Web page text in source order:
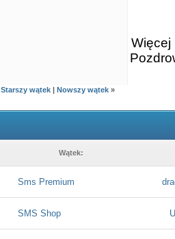
Więcej
Starszy wątek | Nowszy wątek »
Wątek:
Sms Premium
SMS Shop